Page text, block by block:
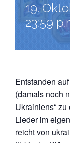
19.
23:59
Entstanden
(damals noch
Ukrainiens“
Lieder im
reicht von